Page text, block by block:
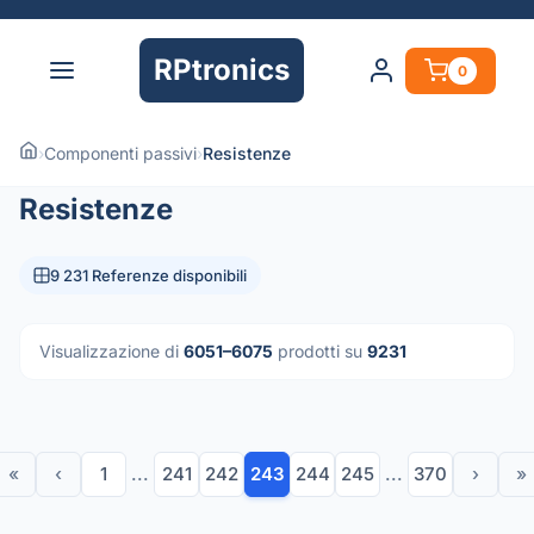
RPtronics 0
›Componenti passivi›Resistenze
Resistenze
9 231 Referenze disponibili
Visualizzazione di 6051–6075 prodotti su 9231
« ‹ 1 ... 241 242 243 244 245 ... 370 › »